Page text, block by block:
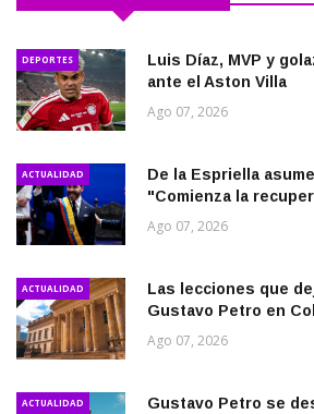
DEPORTES
Luis Díaz, MVP y
ante el Aston Villa
Ago 07, 2026
ACTUALIDAD
De la Espriella
"Comienza la
Ago 07, 2026
ACTUALIDAD
Las lecciones que
Gustavo Petro en
Ago 07, 2026
ACTUALIDAD
Gustavo Petro se